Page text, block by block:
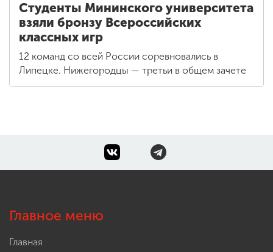
Студенты Мининского университета
взяли бронзу Всероссийских
классных игр
12 команд со всей России соревновались в
Липецке. Нижегородцы — третьи в общем зачете
Главное меню
Главная